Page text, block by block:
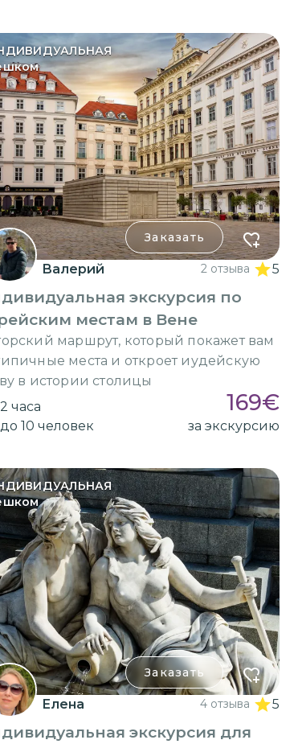
Заказать
Валерий 2 отзыва 5
экскурсия по
местам в Вене
маршрут, который покажет вам
места и откроет иудейскую
в истории столицы
2 часа
169€
до 10 человек за экскурсию
Заказать
Елена 4 отзыва 5
экскурсия для